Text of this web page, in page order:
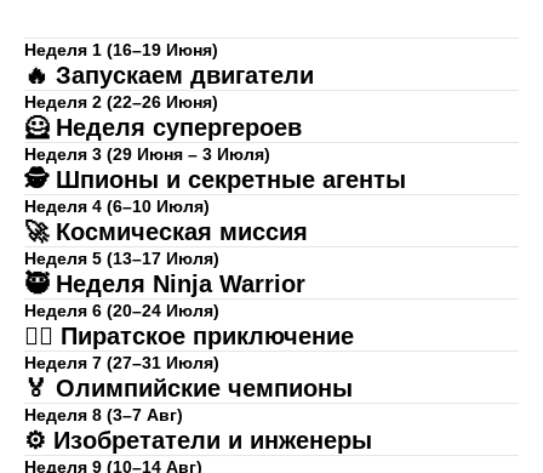
Неделя 1 (16–19 Июня)
🔥 Запускаем двигатели
Неделя 2 (22–26 Июня)
🦸 Неделя супергероев
Неделя 3 (29 Июня – 3 Июля)
🕵️ Шпионы и секретные агенты
Неделя 4 (6–10 Июля)
🚀 Космическая миссия
Неделя 5 (13–17 Июля)
🥷 Неделя Ninja Warrior
Неделя 6 (20–24 Июля)
🏴‍☠️ Пиратское приключение
Неделя 7 (27–31 Июля)
🏅 Олимпийские чемпионы
Неделя 8 (3–7 Авг)
⚙️ Изобретатели и инженеры
Неделя 9 (10–14 Авг)